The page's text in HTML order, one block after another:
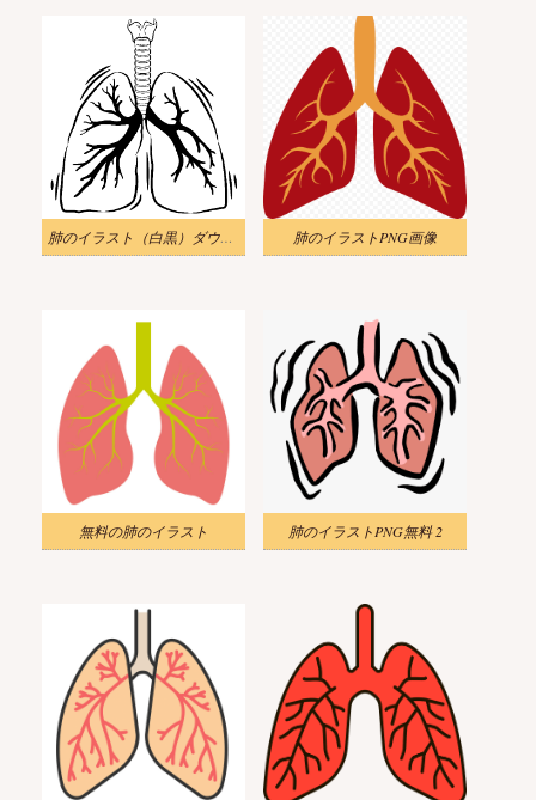
肺のイラスト（白黒）ダウンロード 2 肺のイラストPNG画像
無料の肺のイラスト 肺のイラストPNG無料 2